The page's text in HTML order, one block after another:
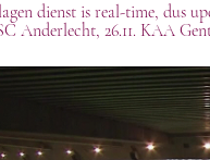
dienst is real-time, dus
Anderlecht, 26.11. KAA